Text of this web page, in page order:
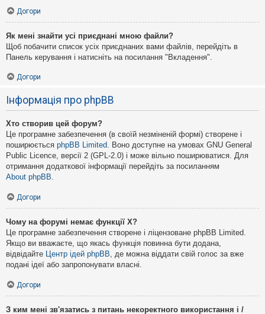
Догори
Як мені знайти усі приєднані мною файли?
Щоб побачити список усіх приєднаних вами файлів, перейдіть в
Панель керування і натисніть на посилання "Вкладення".
Догори
Інформація про phpBB
Хто створив цей форум?
Це програмне забезпечення (в своїй незміненій формі) створене і
поширюється phpBB Limited. Воно доступне на умовах GNU General
Public Licence, версії 2 (GPL-2.0) і може вільно поширюватися. Для
отримання додаткової інформації перейдіть за посиланням
About phpBB.
Догори
Чому на форумі немає функції X?
Це програмне забезпечення створене і ліцензоване phpBB Limited.
Якщо ви вважаєте, що якась функція повинна бути додана,
відвідайте Центр ідей phpBB, де можна віддати свій голос за вже
подані ідеї або запропонувати власні.
Догори
З ким мені зв'язатись з питань некоректного використання і /